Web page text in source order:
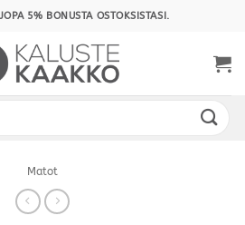
5% BONUSTA OSTOKSISTASI.
Matot